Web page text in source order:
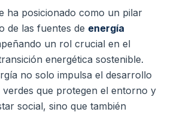
ha posicionado como un pilar
de las fuentes de energía
un rol crucial en el
energética sostenible.
no solo impulsa el desarrollo
verdes que protegen el entorno y
social, sino que también